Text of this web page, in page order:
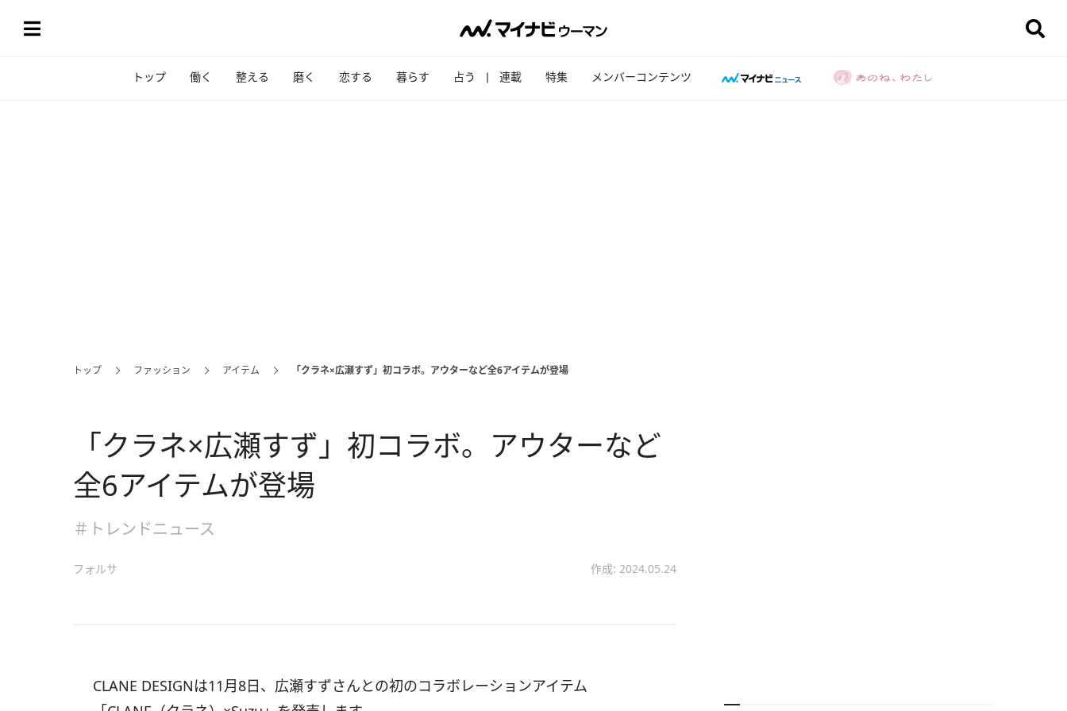
トップ 働く 整える 磨く 恋する 暮らす 占う 連載 特集 メンバーコンテンツ
トップ ファッション アイテム 「クラネ×広瀬すず」初コラボ。アウターなど全6アイテムが登場
「クラネ×広瀬すず」初コラボ。アウターなど
全6アイテムが登場
＃トレンドニュース
フォルサ 作成: 2024.05.24
CLANE DESIGNは11月8日、広瀬すずさんとの初のコラボレーションアイテム